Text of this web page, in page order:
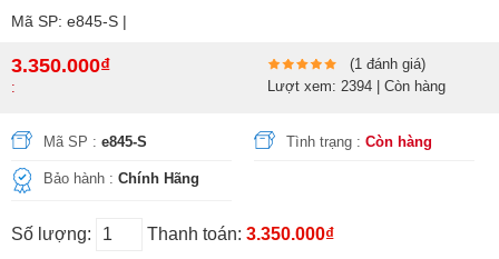
Mã SP: e845-S |
3.350.000₫
:
(1 đánh giá)
Lượt xem: 2394 | Còn hàng
Mã SP : e845-S Tình trạng :Còn hàng
Bảo hành : Chính Hãng
Số lượng: Thanh toán: 3.350.000₫